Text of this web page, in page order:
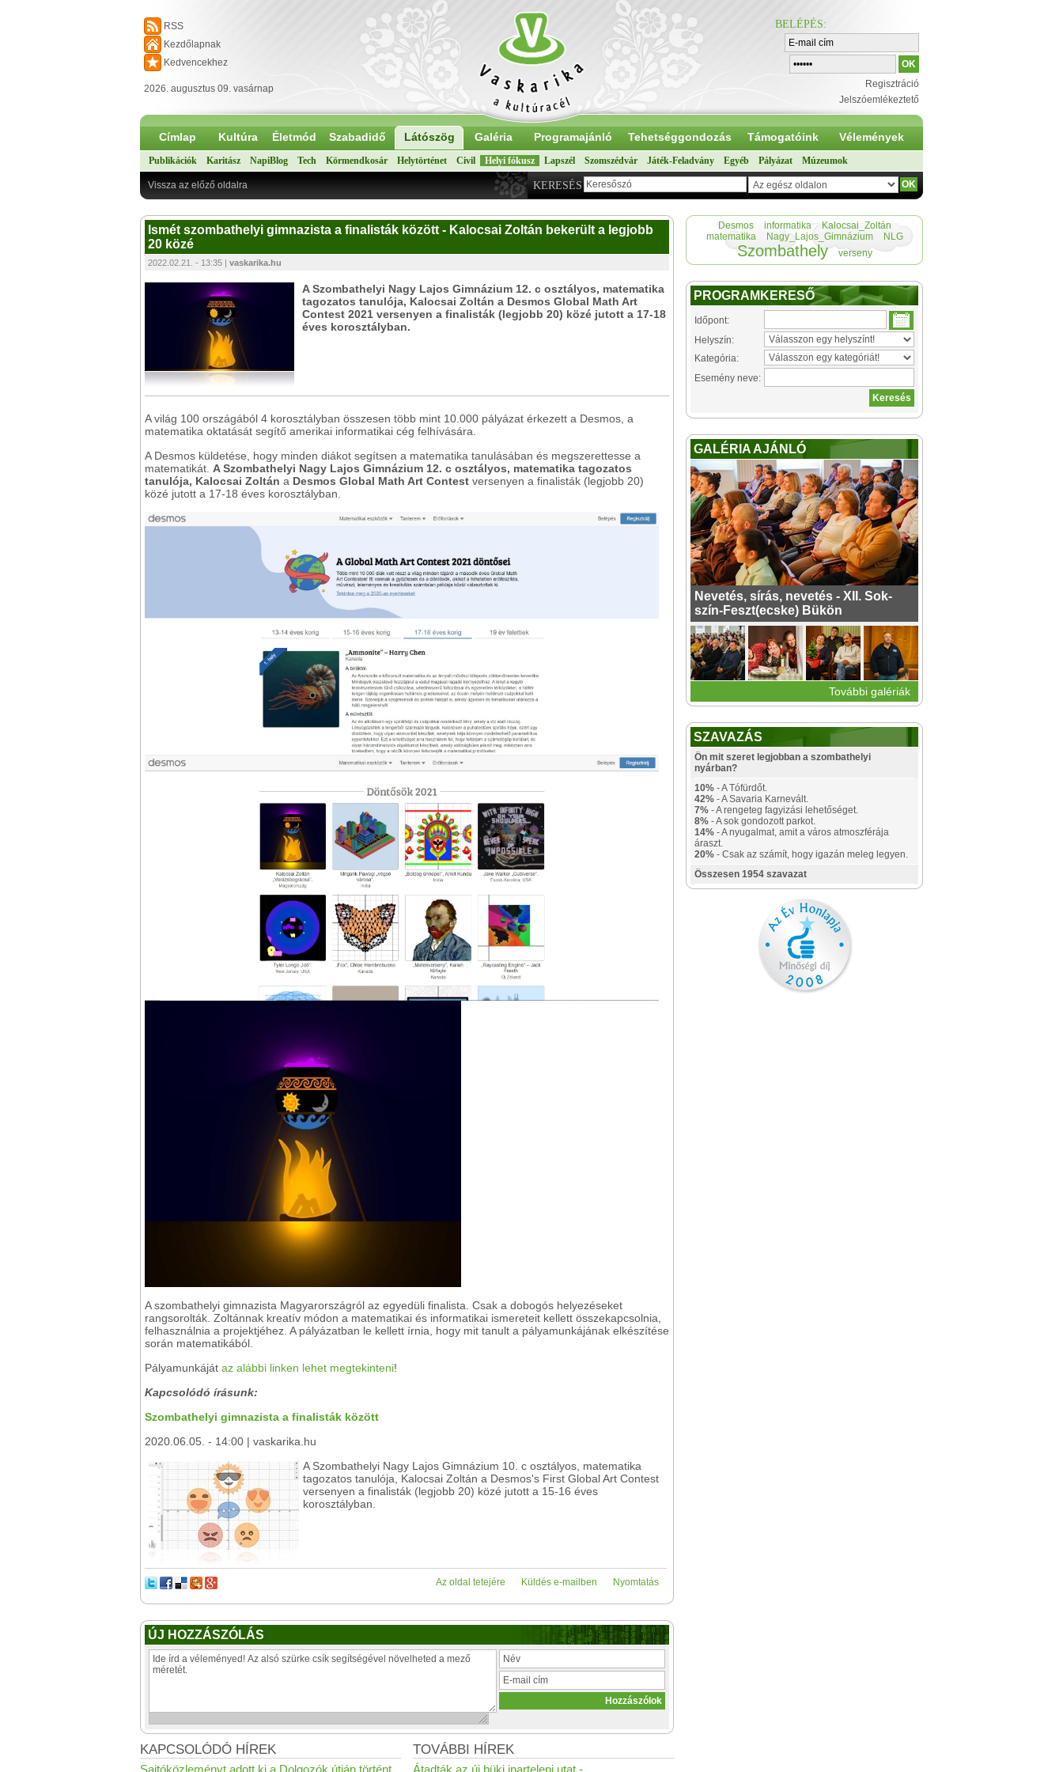
RSS
Kezdőlapnak
Kedvencekhez
2026. augusztus 09. vasárnap
BELÉPÉS:
Regisztráció
Jelszóemlékeztető
Címlap Kultúra Életmód Szabadidő Látószög Galéria Programajánló Tehetséggondozás Támogatóink Vélemények
Publikációk Karitász NapiBlog Tech Körmendkosár Helytörténet Civil Helyi fókusz Lapszél Szomszédvár Játék-Feladvány Egyéb Pályázat Múzeumok
KERESÉS
Vissza az előző oldalra
Ismét szombathelyi gimnazista a finalisták között - Kalocsai Zoltán bekerült a legjobb
20 közé
2022.02.21. - 13:35 | vaskarika.hu
A Szombathelyi Nagy Lajos Gimnázium 12. c osztályos, matematika
tagozatos tanulója, Kalocsai Zoltán a Desmos Global Math Art
Contest 2021 versenyen a finalisták (legjobb 20) közé jutott a 17-18
éves korosztályban.
A világ 100 országából 4 korosztályban összesen több mint 10.000 pályázat érkezett a Desmos, a
matematika oktatását segítő amerikai informatikai cég felhívására.
A Desmos küldetése, hogy minden diákot segítsen a matematika tanulásában és megszerettesse a
matematikát. A Szombathelyi Nagy Lajos Gimnázium 12. c osztályos, matematika tagozatos
tanulója, Kalocsai Zoltán a Desmos Global Math Art Contest versenyen a finalisták (legjobb 20)
közé jutott a 17-18 éves korosztályban.
A szombathelyi gimnazista Magyarországról az egyedüli finalista. Csak a dobogós helyezéseket
rangsorolták. Zoltánnak kreatív módon a matematikai és informatikai ismereteit kellett összekapcsolnia,
felhasználnia a projektjéhez. A pályázatban le kellett írnia, hogy mit tanult a pályamunkájának elkészítése
során matematikából.
Pályamunkáját az alábbi linken lehet megtekinteni!
Kapcsolódó írásunk:
Szombathelyi gimnazista a finalisták között
2020.06.05. - 14:00 | vaskarika.hu
A Szombathelyi Nagy Lajos Gimnázium 10. c osztályos, matematika
tagozatos tanulója, Kalocsai Zoltán a Desmos's First Global Art Contest
versenyen a finalisták (legjobb 20) közé jutott a 15-16 éves
korosztályban.
Nyomtatás
Küldés e-mailben
Az oldal tetejére
ÚJ HOZZÁSZÓLÁS
TOVÁBBI HÍREK
Átadták az új büki ipartelepi utat -
KAPCSOLÓDÓ HÍREK
Sajtóközleményt adott ki a Dolgozók útján történt
Desmos informatika
Kalocsai_Zoltán
matematika
Nagy_Lajos_Gimnázium NLG
Szombathely verseny
PROGRAMKERESŐ
Időpont:
Helyszín:
Kategória:
Esemény neve:
GALÉRIA AJÁNLÓ
Nevetés, sírás, nevetés - XII. Sok-
szín-Feszt(ecske) Bükön
További galériák
SZAVAZÁS
Ön mit szeret legjobban a szombathelyi
nyárban?
10% - A Tófürdőt.
42% - A Savaria Karnevált.
7% - A rengeteg fagyizási lehetőséget.
8% - A sok gondozott parkot.
14% - A nyugalmat, amit a város atmoszférája
áraszt.
20% - Csak az számít, hogy igazán meleg legyen.
Összesen 1954 szavazat